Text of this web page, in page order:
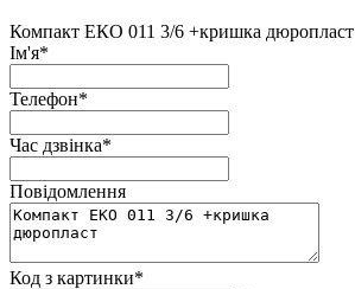
Компакт ЕКО 011 3/6 +кришка дюропласт
Ім'я*
Телефон*
Час дзвінка*
Повідомлення
Код з картинки*